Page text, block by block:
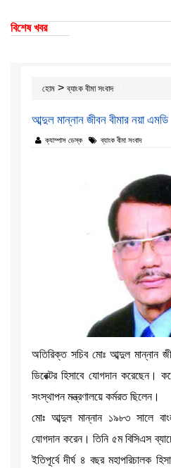
বিশেষ খবর
হোম >ব্যাংক বীমা সংবাদ
আব্দুল মান্নান জীবন বীমার নয়া এমডি
ক্যাম্পাস ডেস্ক ব্যাংক বীমা সংবাদ
অতিরিক্ত সচিব মোঃ আব্দুল মান্নান
ডিরেক্টর হিসাবে যোগদান করেছেন।
সংস্থাপন মন্ত্রণালয়ে কর্মরত ছিলেন।
মোঃ আব্দুল মান্নান ১৯৮৩ সালে
যোগদান করেন। তিনি ৫ম বিসিএস
ইতিপূর্বে দীর্ঘ ৪ বছর মহাপরিচালক